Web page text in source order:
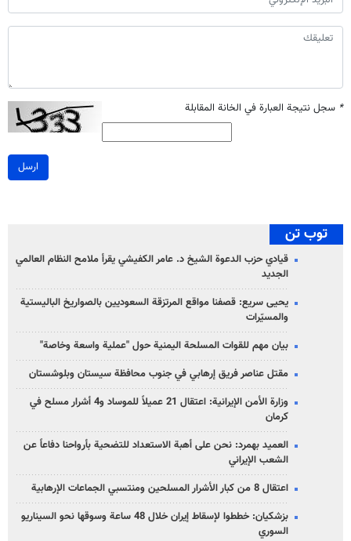
* سجل نتيجة العبارة في الخانة المقابلة
ارسل
توب تن
قيادي حزب الدعوة الشيخ د. عامر الكفيشي يقرأ ملامح النظام العالمي
الجديد
يحيى سريع: قصفنا مواقع المرتزقة السعوديين بالصواريخ الباليستية
والمسيّرات
بيان مهم للقوات المسلحة اليمنية حول "عملية واسعة وخاصة"
مقتل عناصر فريق إرهابي في جنوب محافظة سيستان وبلوشستان
وزارة الأمن الإيرانية: اعتقال 21 عميلاً للموساد و4 أشرار مسلح في
كرمان
العميد بهمرد: نحن على أهبة الاستعداد للتضحية بأرواحنا دفاعاً عن
الشعب الإيراني
اعتقال 8 من كبار الأشرار المسلحين ومنتسبي الجماعات الإرهابية
بزشكيان: خططوا لإسقاط إيران خلال 48 ساعة وسوقها نحو السيناريو
السوري